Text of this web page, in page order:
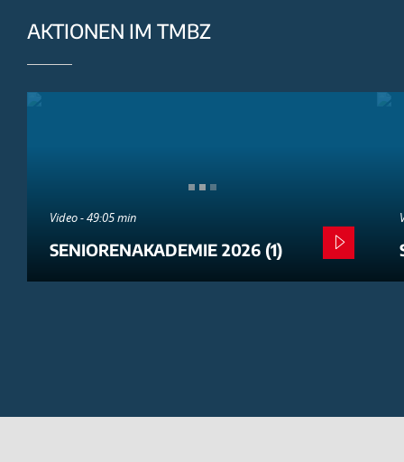
AKTIONEN IM TMBZ
Video - 49:05 min
SENIORENAKADEMIE 2026 (1)